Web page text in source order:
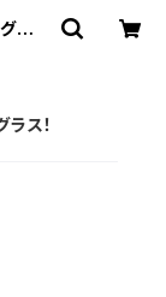
カッ
ス！